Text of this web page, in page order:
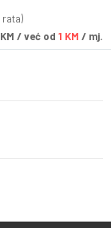
rata)
KM / već od 1 KM / mj.